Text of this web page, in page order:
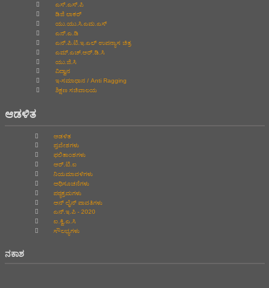
ಎಸ್.ಎಸ್.ಪಿ
ಡಿಜಿ ಲಾಕರ್
ಯು.ಯು.ಸಿ.ಎಮ.ಎಸ್
ಎನ್.ಎ.ಡಿ
ಎನ್.ಪಿ.ಟಿ.ಇ.ಎಲ್‌ ಉಪನ್ಯಾಸ ಚಿತ್ರ
ಎಮ್.ಎಚ್.ಆರ್.ಡಿ.ಸಿ
ಯು.ಜಿ.ಸಿ
ವಿದ್ವಾನ
ಇ-ಸಮಾಧಾನ / Anti Ragging
ಶಿಕ್ಷಣ ಸಚಿವಾಲಯ
ಆಡಳಿತ
ಆಡಳಿತ
ಪ್ರವೇಶಗಳು
ಫಲಿತಾಂಶಗಳು
ಆರ್.ಟಿ.ಐ
ನಿಯಮಾವಳಿಗಳು
ಅಧಿಸೂಚನೆಗಳು
ಪಠ್ಯಕ್ರಮಗಳು
ಆನ್‌ ಲೈನ್‌ ಪಾವತಿಗಳು
ಎನ್.ಇ.ಪಿ - 2020
ಐ.ಕ್ವಿ.ಎ.ಸಿ
ಸೌಲಭ್ಯಗಳು
ನಕಾಶ